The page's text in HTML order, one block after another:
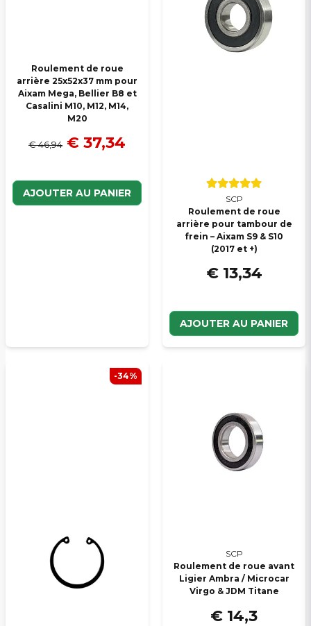
Roulement de roue
arrière 25x52x37 mm pour
Aixam Mega, Bellier B8 et
Casalini M10, M12, M14,
M20
€ 46,94 € 37,34
AJOUTER AU PANIER
SCP
Roulement de roue
arrière pour tambour de
frein – Aixam S9 & S10
(2017 et +)
€ 13,34
AJOUTER AU PANIER
-34%
SCP
Roulement de roue avant
Ligier Ambra / Microcar
Virgo & JDM Titane
€ 14,3